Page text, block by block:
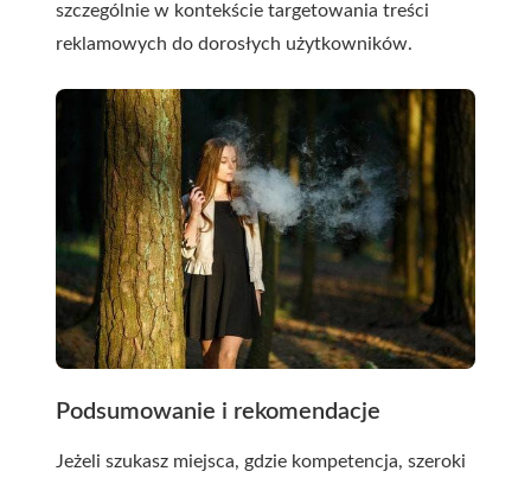
szczególnie w kontekście targetowania treści
reklamowych do dorosłych użytkowników.
Podsumowanie i rekomendacje
Jeżeli szukasz miejsca, gdzie kompetencja, szeroki